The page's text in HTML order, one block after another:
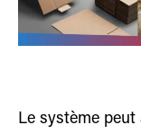
Le système peut